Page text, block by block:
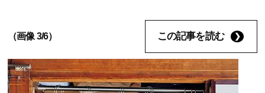
（画像 3/6） この記事を読む